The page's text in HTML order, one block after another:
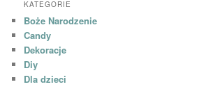
KATEGORIE
Boże Narodzenie
Candy
Dekoracje
Diy
Dla dzieci